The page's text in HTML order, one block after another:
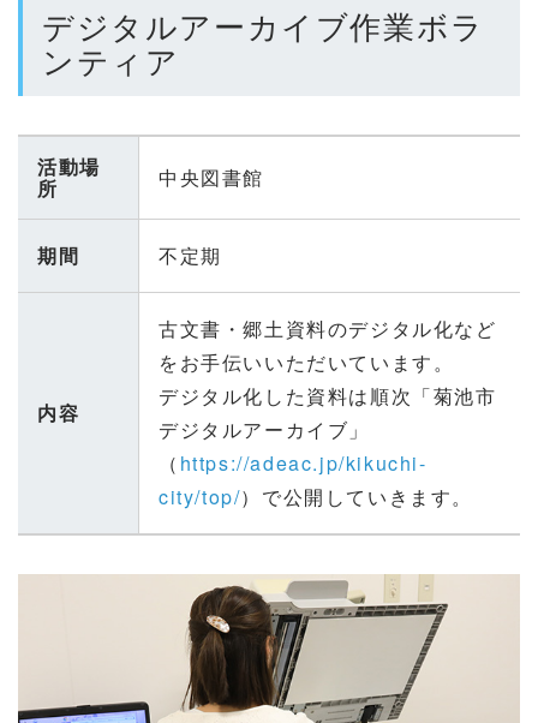
デジタルアーカイブ作業ボラ
ンティア
活動場
所 中央図書館
期間 不定期
内容
古文書・郷土資料のデジタル化など
をお手伝いいただいています。
デジタル化した資料は順次「菊池市
デジタルアーカイブ」
（ https://adeac.jp/kikuchi-
city/top/）で公開していきます。